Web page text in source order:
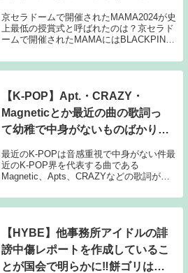
京セラドームで開催されたMAMA2024が史
上最低の授賞式と呼ばれたのは？京セラド
ームで開催されたMAMAにはBLACKPINK
ノ・マーズとフィーチャリングしたAPT.が
世界初披露されるという事で注目さ...
【K-POP】Apt.・CRAZY・
Magneticとか最近の曲の歌詞っ
て幼稚で中身がないものばかりだ
最近のK-POPは音感重視で中身がない件最
近のK-POP界を代表する曲である
Magnetic、Apts、CRAZYなどの歌詞が中
のない歌詞と言われていた例なぜ中身のな
い歌詞の曲ばかりに？そして悪影響とは...
【HYBE】他事務所アイドルの誹
謗中傷レポートを作成しているこ
とが国会で明らかに‼餅ゴリは縁